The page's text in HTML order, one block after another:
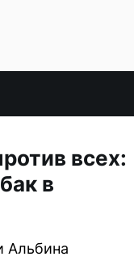
всех:
в
Альбина